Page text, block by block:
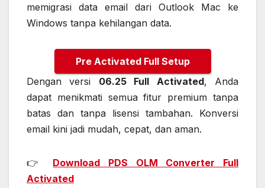
memigrasi data email dari Outlook Mac ke
Windows tanpa kehilangan data.
Pre Activated Full Setup
Dengan versi 06.25 Full Activated, Anda
dapat menikmati semua fitur premium tanpa
batas dan tanpa lisensi tambahan. Konversi
email kini jadi mudah, cepat, dan aman.
👉 Download PDS OLM Converter Full
Activated